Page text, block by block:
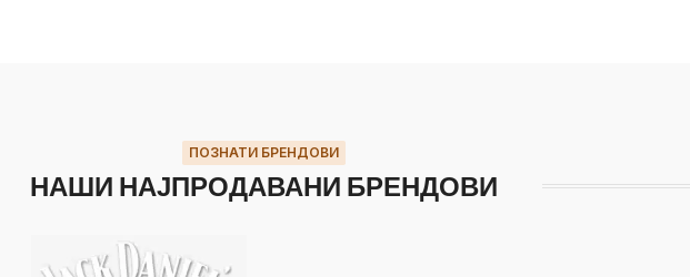
ПОЗНАТИ БРЕНДОВИ
НАШИ НАЈПРОДАВАНИ БРЕНДОВИ